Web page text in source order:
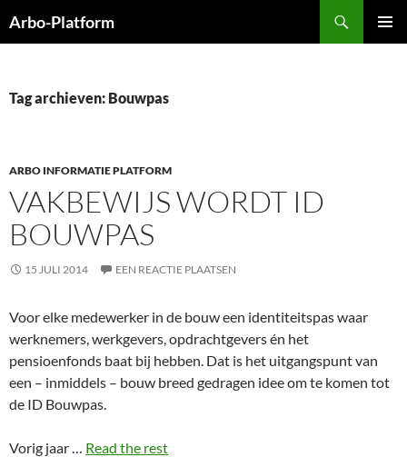
naar
Arbo-Platform
Tag archieven: Bouwpas
ARBO INFORMATIE PLATFORM
VAKBEWIJS WORDT ID
BOUWPAS
15 JULI 2014 EEN REACTIE PLAATSEN
Voor elke medewerker in de bouw een identiteitspas waar
werknemers, werkgevers, opdrachtgevers én het
pensioenfonds baat bij hebben. Dat is het uitgangspunt van
een – inmiddels – bouw breed gedragen idee om te komen tot
de ID Bouwpas.
Vorig jaar … Read the rest